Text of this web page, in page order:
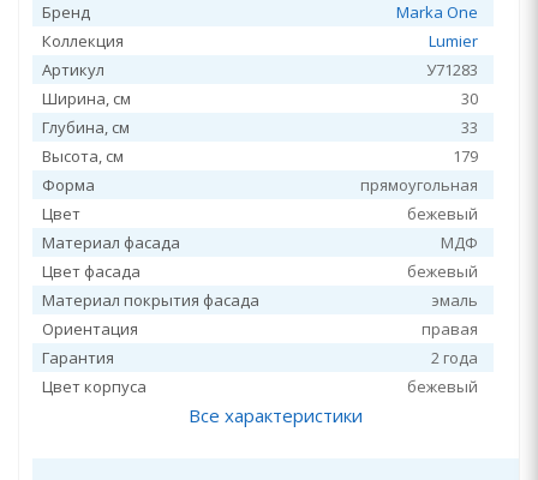
Бренд
Marka One
Коллекция
Lumier
Артикул
У71283
Ширина, см
30
Глубина, см
33
Высота, см
179
Форма
прямоугольная
Цвет
бежевый
Материал фасада
МДФ
Цвет фасада
бежевый
Материал покрытия фасада
эмаль
Ориентация
правая
Гарантия
2 года
Цвет корпуса
бежевый
Все характеристики